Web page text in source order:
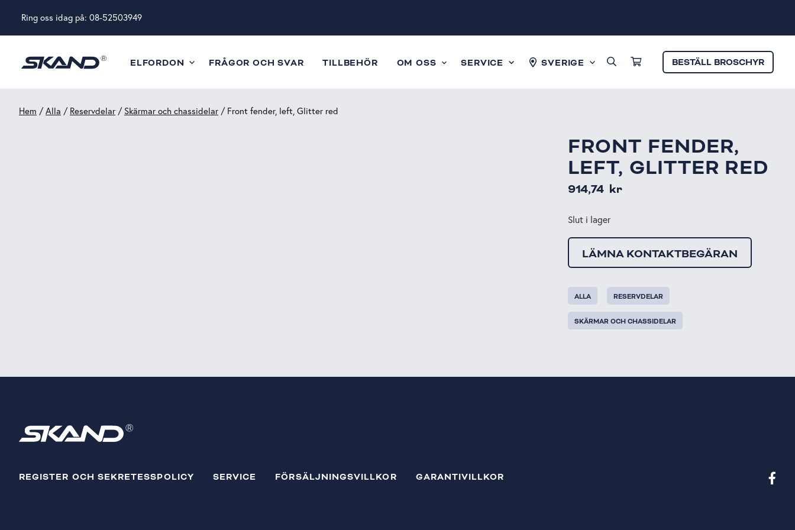
Ring oss idag på: 08-52503949
ELFORDON FRÅGOR OCH SVAR TILLBEHÖR OM OSS SERVICE SVERIGE BESTÄLL BROSCHYR
Hem /Alla / Reservdelar / Skärmar och chassidelar / Front fender, left, Glitter red
FRONT FENDER,
LEFT, GLITTER RED
914,74 kr
Slut i lager
LÄMNA KONTAKTBEGÄRAN
ALLA RESERVDELAR
SKÄRMAR OCH CHASSIDELAR
REGISTER OCH SEKRETESSPOLICY SERVICE FÖRSÄLJNINGSVILLKOR GARANTIVILLKOR